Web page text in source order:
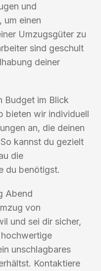
und
um einen
Umzugsgüter zu
sind geschult
deiner
Budget im Blick
bieten wir individuell
an, die deinen
kannst du gezielt
die
du benötigst.
Abend
von
und sei dir sicher,
unschlagbares
Kontaktiere